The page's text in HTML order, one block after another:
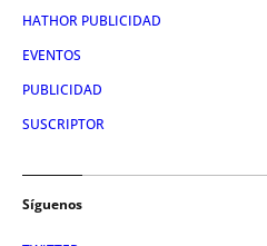
HATHOR PUBLICIDAD
EVENTOS
PUBLICIDAD
SUSCRIPTOR
Síguenos